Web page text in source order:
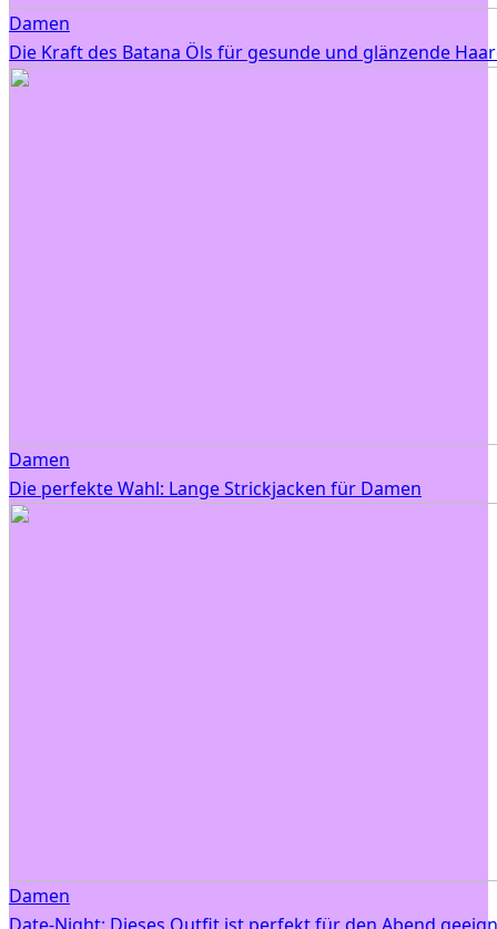
Damen
Die Kraft des Batana Öls für gesunde und glänzende
Damen
Die perfekte Wahl: Lange Strickjacken für Damen
Damen